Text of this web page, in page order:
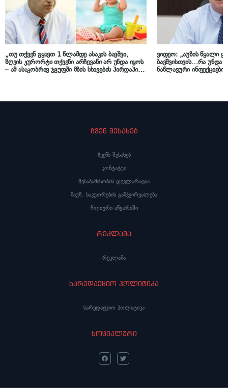
„თუ თქვენ გყავთ 1 წლამდე ასაკის ბავშვი,
ზღვის კურორტი თქვენი არჩევანი არ უნდა იყოს
– ამ ასაკობრივ ჯგუფში მზის სხივების პირდაპირი
რეკომენდაციებით მიმართავს
ვიდეო: „აუზის წყალი
ბავშვისთვის…რა უნდა
ნაწლავური
ჩვენ შესახებ
ჩვენს შესახებ
კონტაქტი
შესაბამისობის დეკლარაცია
მაუწ. საკუთრების გამჭვირვალება
წლიური ანგარიში
რეკლამა
რეკლამა
სარედაქციო პოლიტიკა
სარედაქციო პოლიტიკა
სოციალური